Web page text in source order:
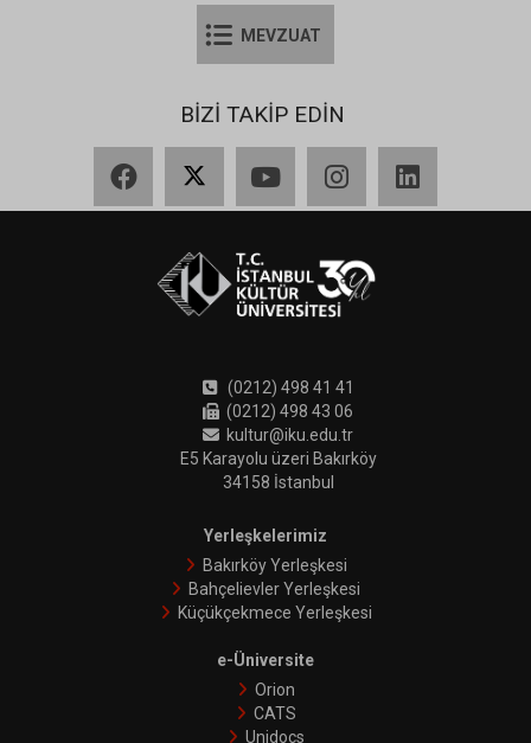
MEVZUAT
BİZİ TAKİP EDİN
(0212) 498 41 41
(0212) 498 43 06
kultur@iku.edu.tr
E5 Karayolu üzeri Bakırköy
34158 İstanbul
Yerleşkelerimiz
Bakırköy Yerleşkesi
Bahçelievler Yerleşkesi
Küçükçekmece Yerleşkesi
e-Üniversite
Orion
CATS
Unidocs